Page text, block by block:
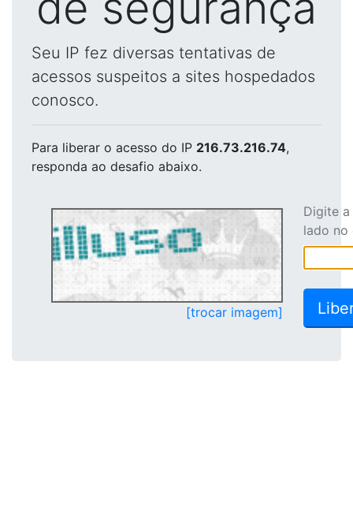
Seu IP fez diversas tentativas de
acessos suspeitos a sites hospedados
conosco.
Para liberar o acesso do IP 216.73.216.74,
responda ao desafio abaixo.
[trocar imagem]
Digite
lado no